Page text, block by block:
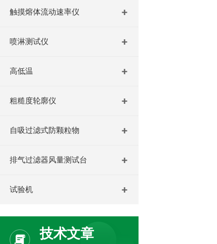
触摸熔体流动速率仪
喷淋测试仪
高低温
粗糙度轮廓仪
自吸过滤式防颗粒物
排气过滤器风量测试台
试验机
技术文章